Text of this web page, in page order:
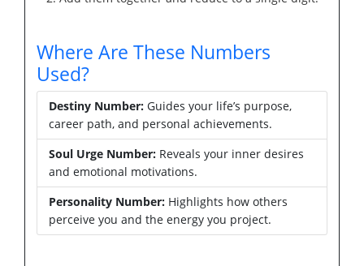
Where Are These Numbers
Used?
Destiny Number: Guides your life’s purpose,
career path, and personal achievements.
Soul Urge Number: Reveals your inner desires
and emotional motivations.
Personality Number: Highlights how others
perceive you and the energy you project.